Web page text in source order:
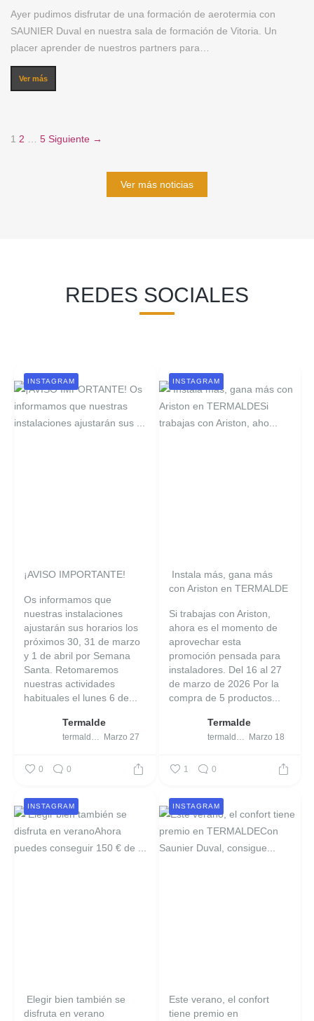
Ayer pudimos disfrutar de una formación de aerotermia con
SAUNIER Duval en nuestra sala de formación de Vitoria. Un
placer aprender de nuestros partners para…
Ver más
1 2 … 5 Siguiente →
Ver más noticias
REDES SOCIALES
¡AVISO IMPORTANTE!
Os informamos que
nuestras instalaciones
ajustarán sus horarios los
próximos 30, 31 de marzo
y 1 de abril por Semana
Santa. Retomaremos
nuestras actividades
habituales el lunes 6 de...
Termalde
Marzo 27
INSTAGRAM
0 0
️ Instala más, gana más
con Ariston en TERMALDE
Si trabajas con Ariston,
ahora es el momento de
aprovechar esta
promoción pensada para
instaladores. Del 16 al 27
de marzo de 2026 Por la
compra de 5 productos...
Termalde
Marzo 18
INSTAGRAM
1 0
️ Elegir bien también se
disfruta en verano
INSTAGRAM
Este verano, el confort
tiene premio en
INSTAGRAM